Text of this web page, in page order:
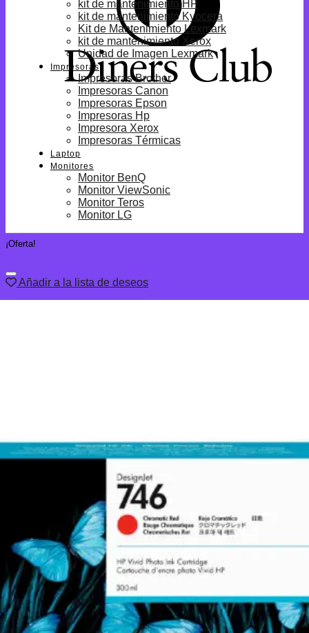
kit de mantenimiento HP
kit de mantenimiento Kyocera
Kit de Mantenimiento Lexmark
kit de mantenimiento Xerox
Unidad de Imagen Lexmark
Impresoras
Impresoras Brother
Impresoras Canon
Impresoras Epson
Impresoras Hp
Impresora Xerox
Impresoras Térmicas
Laptop
Monitores
Monitor BenQ
Monitor ViewSonic
Monitor Teros
Monitor LG
¡Oferta!
Añadir a la lista de deseos